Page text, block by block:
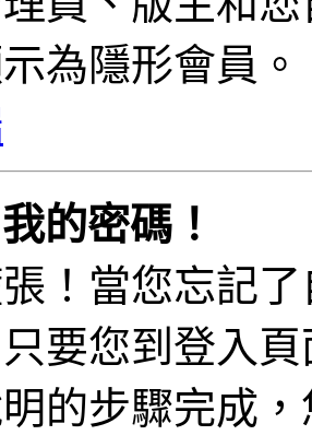
為隱形會員。
的密碼！
！當您忘記
要您到登入
的步驟完成